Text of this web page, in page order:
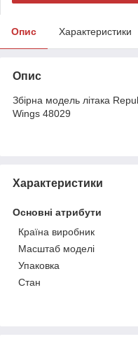
Опис Характеристики
Опис
Збірна модель літака
Wings 48029
Характеристики
Основні атрибути
Країна виробник
Масштаб моделі
Упаковка
Стан